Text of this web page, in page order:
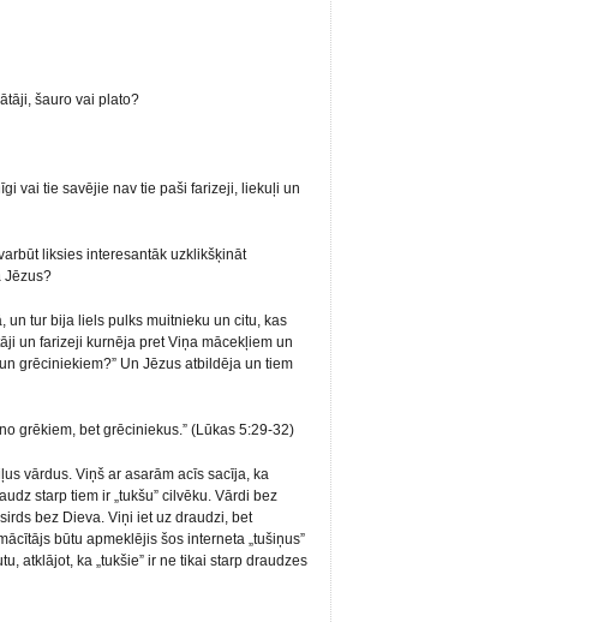
šauro vai plato?
vai tie savējie nav tie paši farizeji, liekuļi un
liksies interesantāk uzklikšķināt
Jēzus?
un tur bija liels pulks muitnieku un citu, kas
un farizeji kurnēja pret Viņa mācekļiem un
grēciniekiem?” Un Jēzus atbildēja un tiem
grēkiem, bet grēciniekus.” (Lūkas 5:29-32)
vārdus. Viņš ar asarām acīs sacīja, ka
starp tiem ir „tukšu” cilvēku. Vārdi bez
bez Dieva. Viņi iet uz draudzi, bet
būtu apmeklējis šos interneta „tušiņus”
atklājot, ka „tukšie” ir ne tikai starp draudzes